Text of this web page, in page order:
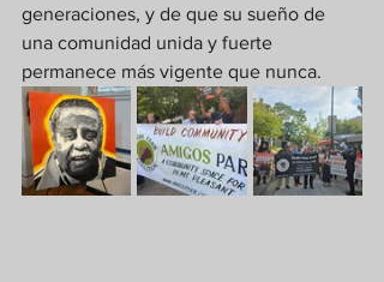
generaciones, y de que su sueño de
una comunidad unida y fuerte
permanece más vigente que nunca.